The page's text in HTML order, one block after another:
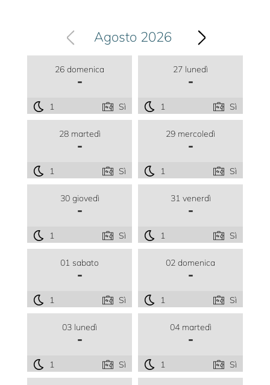
Agosto 2026
26 domenica
-
1 Sì
27 lunedì
-
1 Sì
28 martedì
-
1 Sì
29 mercoledì
-
1 Sì
30 giovedì
-
1 Sì
31 venerdì
-
1 Sì
01 sabato
-
1 Sì
02 domenica
-
1 Sì
03 lunedì
-
1 Sì
04 martedì
-
1 Sì